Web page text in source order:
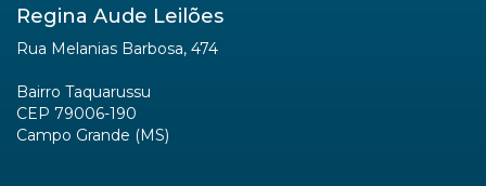
Regina Aude Leilões
Rua Melanias Barbosa, 474
Bairro Taquarussu
CEP 79006-190
Campo Grande (MS)